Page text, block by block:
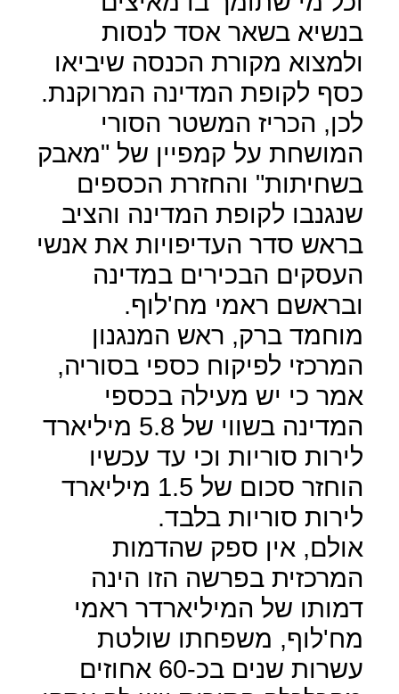
בנשיא בשאר אסד לנסות
ולמצוא מקורת הכנסה שיביאו
כסף לקופת המדינה המרוקנת.
לכן, הכריז המשטר הסורי
המושחת על קמפיין של "מאבק
בשחיתות" והחזרת הכספים
שנגנבו לקופת המדינה והציב
בראש סדר העדיפויות את אנשי
העסקים הבכירים במדינה
ובראשם ראמי מח'לוף.
מוחמד ברק, ראש המנגנון
המרכזי לפיקוח כספי בסוריה,
אמר כי יש מעילה בכספי
המדינה בשווי של 5.8 מיליארד
לירות סוריות וכי עד עכשיו
הוחזר סכום של 1.5 מיליארד
לירות סוריות בלבד.
אולם, אין ספק שהדמות
המרכזית בפרשה הזו הינה
דמותו של המיליארדר ראמי
מח'לוף, משפחתו שולטת
עשרות שנים בכ-60 אחוזים